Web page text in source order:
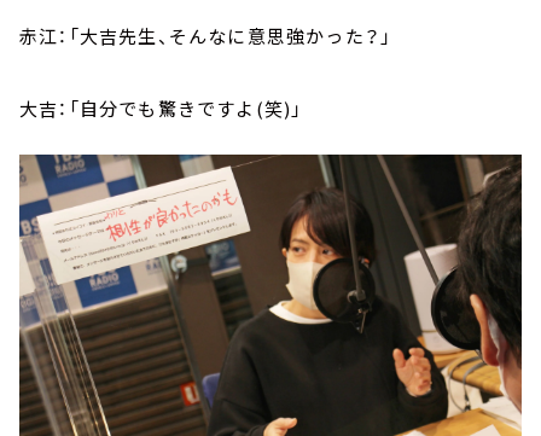
赤江：「大吉先生、そんなに意思強かった？」
大吉：「自分でも驚きですよ(笑)」